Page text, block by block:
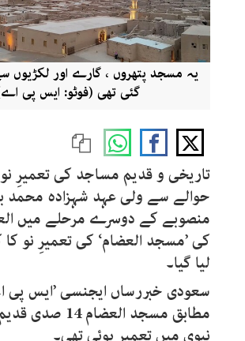
یہ مسجد پتھروں ، گارے اور لکڑیوں
گئی تھی (فوٹو: ایس پی
تاریخی و قدیم مساجد کی تعمیرِ
حوالے سے ولی عہد شہزادہ محمد
منصوبے کے دوسرے مرحلے میں
کی ’مسجد العضام‘ کی تعمیرِ نو
لیا گیا۔
سعودی خبررساں ایجنسی ’ایس
مطابق مسجد العضام